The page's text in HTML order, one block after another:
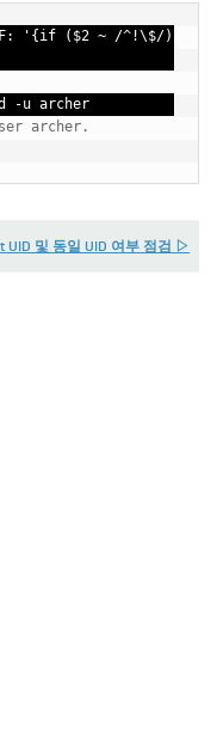
-F: '{if ($2 ~ /^!\$/)
-u archer
archer.
UID 및 동일 UID 여부 점검 ▷